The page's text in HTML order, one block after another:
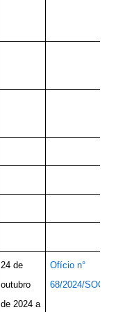
24 de
outubro
de 2024 a
Ofício n°
68/2024/SOC